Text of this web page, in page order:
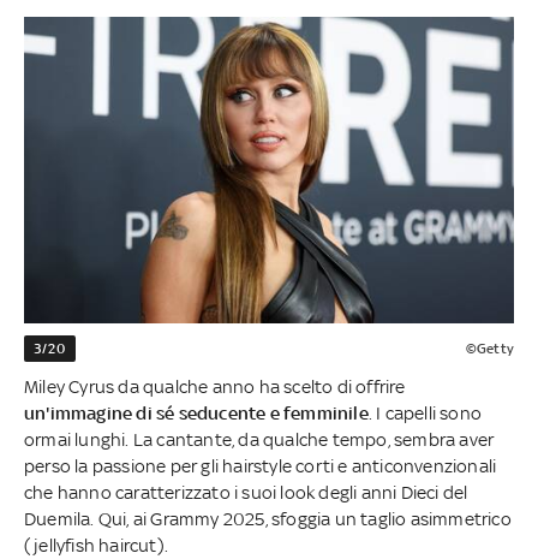
3/20 ©Getty
Miley Cyrus da qualche anno ha scelto di offrire
un'immagine di sé seducente e femminile. I capelli sono
ormai lunghi. La cantante, da qualche tempo, sembra aver
perso la passione per gli hairstyle corti e anticonvenzionali
che hanno caratterizzato i suoi look degli anni Dieci del
Duemila. Qui, ai Grammy 2025, sfoggia un taglio asimmetrico
(jellyfish haircut).